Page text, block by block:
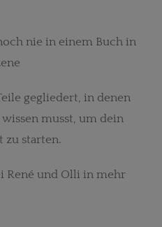
nie in einem Buch in
gegliedert, in denen
musst, um dein
zu starten.
René und Olli in mehr